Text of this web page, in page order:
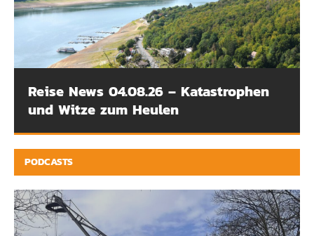
Reise News 04.08.26 – Katastrophen
und Witze zum Heulen
PODCASTS